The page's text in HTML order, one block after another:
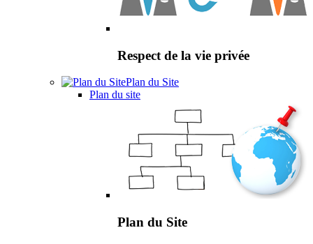
Respect de la vie privée
Plan du Site
Plan du site
Plan du Site